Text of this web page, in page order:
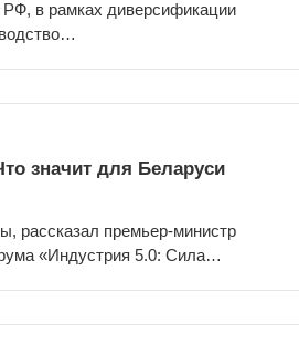
в рамках диверсификации
значит для Беларуси
рассказал премьер-министр
«Индустрия 5.0: Сила…